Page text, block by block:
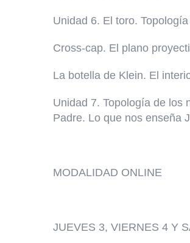
Unidad 6. El toro.
Cross-cap. El plano
La botella de Klein. El
Unidad 7. Topología de los
Padre. Lo que nos enseña
MODALIDAD ONLINE
JUEVES 3, VIERNES 4 Y